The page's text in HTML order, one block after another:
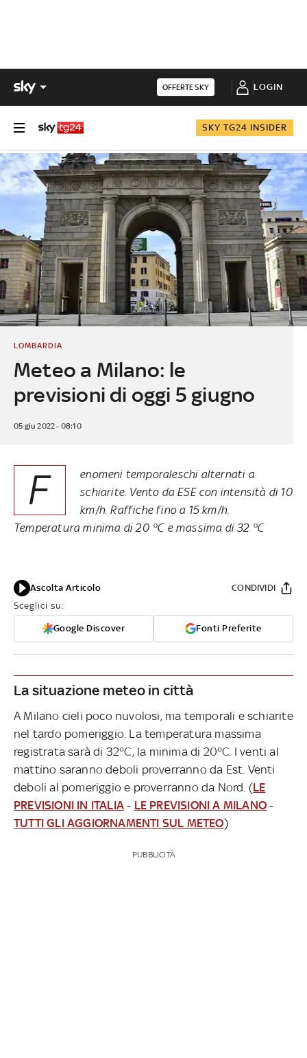
OFFERTE SKY LOGIN
SKY TG24 INSIDER
Meteo a Milano: le
previsioni di oggi 5 giugno
LOMBARDIA
05 giu 2022 - 08:10
F
enomeni temporaleschi alternati a
schiarite. Vento da ESE con intensità di 10
km/h. Raffiche fino a 15 km/h.
Temperatura minima di 20 °C e massima di 32 °C
Ascolta Articolo
Sceglici su:
Google Discover Fonti Preferite
CONDIVIDI
La situazione meteo in città
A Milano cieli poco nuvolosi, ma temporali e schiarite
nel tardo pomeriggio. La temperatura massima
registrata sarà di 32°C, la minima di 20°C. I venti al
mattino saranno deboli proverranno da Est. Venti
deboli al pomeriggio e proverranno da Nord. (LE
PREVISIONI IN ITALIA - LE PREVISIONI A MILANO -
TUTTI GLI AGGIORNAMENTI SUL METEO)
PUBBLICITÀ